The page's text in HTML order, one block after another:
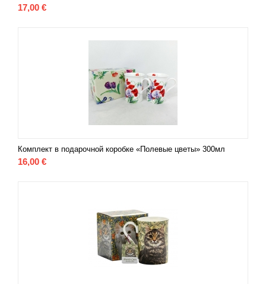
17,00 €
Комплект в подарочной коробке «Полевые цветы» 300мл
16,00 €